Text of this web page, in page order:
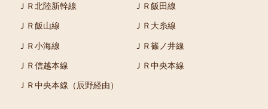
ＪＲ北陸新幹線 ＪＲ飯田線
ＪＲ飯山線 ＪＲ大糸線
ＪＲ小海線 ＪＲ篠ノ井線
ＪＲ信越本線 ＪＲ中央本線
ＪＲ中央本線（辰野経由）